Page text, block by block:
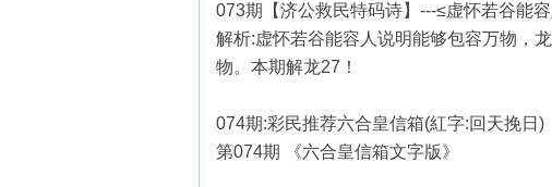
073期【济公救民特码诗】---≤虚怀若谷能
解析:虚怀若谷能容人说明能够包容万物，
物。本期解龙27！
074期:彩民推荐六合皇信箱(紅字:回天挽日)
第074期 《六合皇信箱文字版》